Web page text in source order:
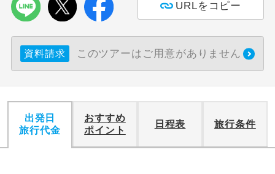
URLをコピー
資料請求 このツアーはご用意がありません
出発日
旅行代金
おすすめ
ポイント
日程表 旅行条件
す。